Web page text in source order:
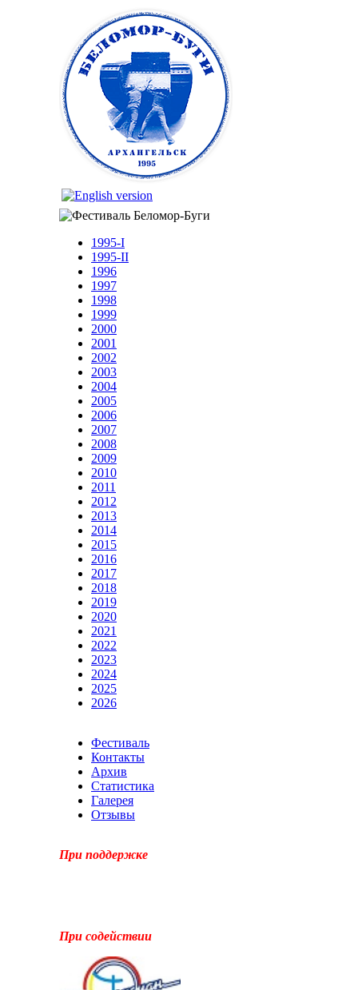
Перейти к основному содержанию
Беломор-
Буги
1995-I
1995-II
1996
1997
1998
1999
2000
2001
2002
2003
2004
2005
2006
2007
2008
2009
2010
2011
2012
2013
2014
2015
2016
2017
2018
2019
2020
2021
2022
2023
2024
2025
2026
Фестиваль
Контакты
Архив
Статистика
Галерея
Отзывы
При поддержке
При содействии